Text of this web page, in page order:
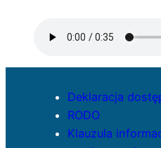
Deklaracja
RODO
Klauzula